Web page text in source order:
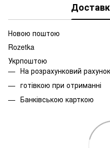
Новою поштою
Rozetka
Укрпоштою
На розрахунковий рахунок
готівкою при отриманні
Банківською карткою